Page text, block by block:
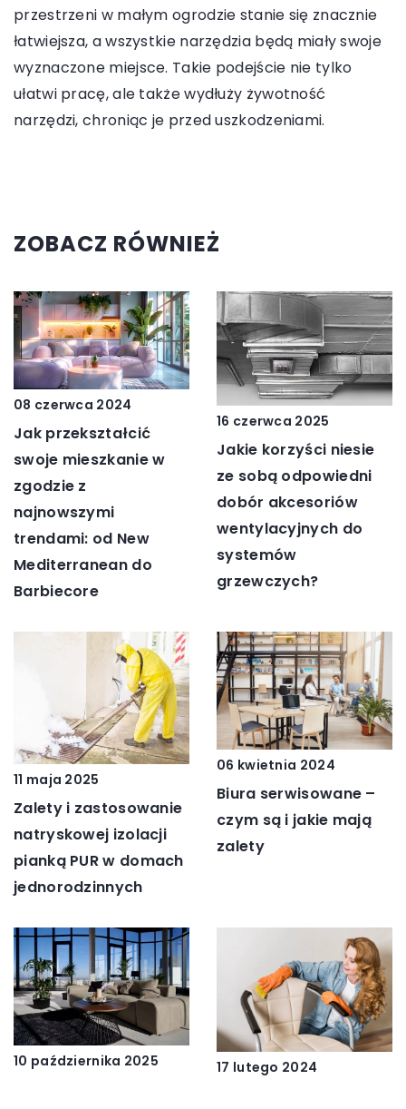
przestrzeni w małym ogrodzie stanie się znacznie
łatwiejsza, a wszystkie narzędzia będą miały swoje
wyznaczone miejsce. Takie podejście nie tylko
ułatwi pracę, ale także wydłuży żywotność
narzędzi, chroniąc je przed uszkodzeniami.
ZOBACZ RÓWNIEŻ
08 czerwca 2024
Jak przekształcić
swoje mieszkanie w
zgodzie z
najnowszymi
trendami: od New
Mediterranean do
Barbiecore
16 czerwca 2025
Jakie korzyści niesie
ze sobą odpowiedni
dobór akcesoriów
wentylacyjnych do
systemów
grzewczych?
11 maja 2025
Zalety i zastosowanie
natryskowej izolacji
pianką PUR w domach
jednorodzinnych
06 kwietnia 2024
Biura serwisowane –
czym są i jakie mają
zalety
10 października 2025 17 lutego 2024